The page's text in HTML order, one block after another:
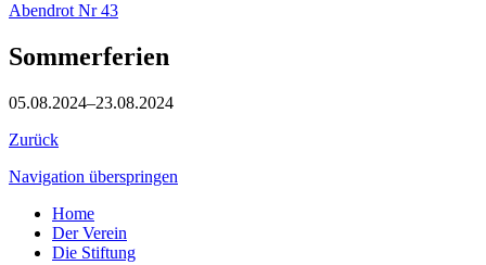
Abendrot Nr 43
Sommerferien
05.08.2024–23.08.2024
Zurück
Navigation überspringen
Home
Der Verein
Die Stiftung